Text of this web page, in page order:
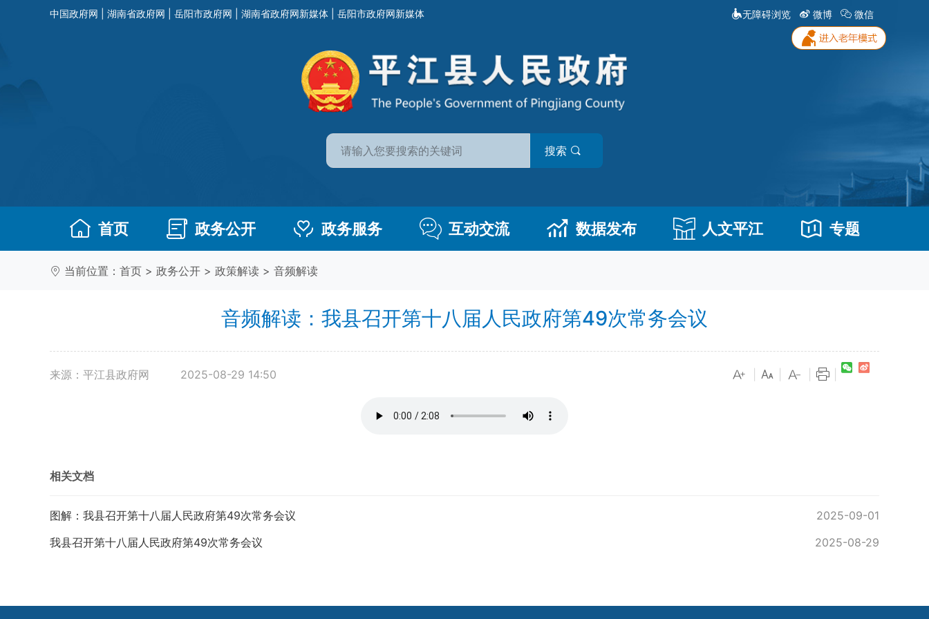
中国政府网 湖南省政府网 岳阳市政府网 湖南省政府网新媒体 岳阳市政府网新媒体 无障碍浏览 微博 微信
搜索
首页 政务公开 政务服务 互动交流 数据发布 人文平江 专题
当前位置： 首页 > 政务公开 > 政策解读 > 音频解读
音频解读：我县召开第十八届人民政府第49次常务会议
来源：平江县政府网 2025-08-29 14:50
相关文档
图解：我县召开第十八届人民政府第49次常务会议
2025-09-01
我县召开第十八届人民政府第49次常务会议
2025-08-29